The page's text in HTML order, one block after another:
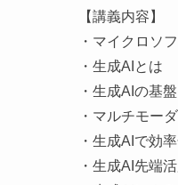
【講義内容】
・マイクロソ
・生成AIとは
・生成AIの基
・マルチモー
・生成AIで効
・生成AI先端